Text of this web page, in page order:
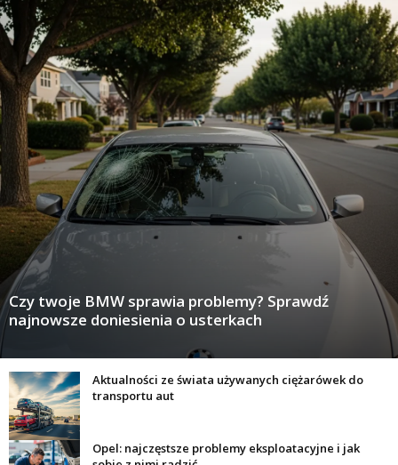
Czy twoje BMW sprawia problemy? Sprawdź
najnowsze doniesienia o usterkach
Aktualności ze świata używanych ciężarówek do
transportu aut
Opel: najczęstsze problemy eksploatacyjne i jak